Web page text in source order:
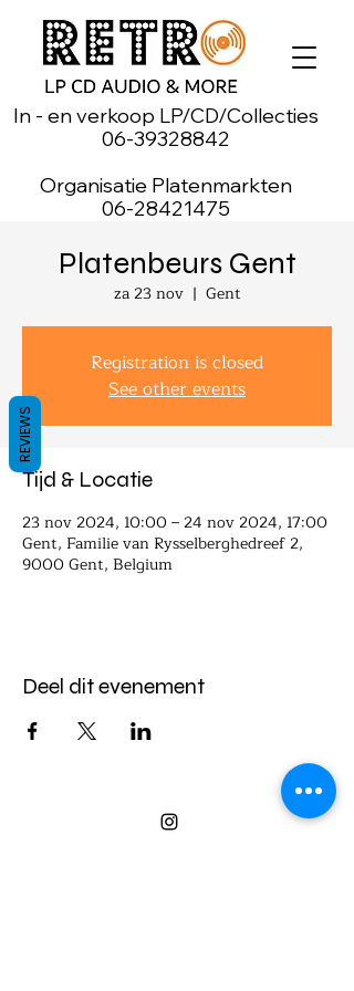
In - en verkoop LP/CD/Collecties
06-39328842
Organisatie Platenmarkten
06-28421475
Platenbeurs Gent
za 23 nov
  |
Gent
Registration is closed
See other events
Tijd & Locatie
23 nov 2024, 10:00 – 24 nov 2024, 17:00
Gent, Familie van Rysselberghedreef 2,
9000 Gent, Belgium
Deel dit evenement
REVIEWS